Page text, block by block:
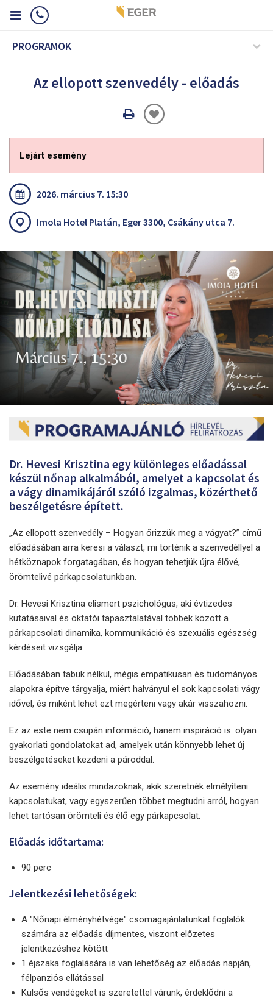
PROGRAMOK
Az ellopott szenvedély - előadás
Oldal
Lejárt esemény
2026. március 7. 15:30
Imola Hotel Platán, Eger 3300, Csákány utca 7.
Dr. Hevesi Krisztina egy különleges előadással
készül nőnap alkalmából, amelyet a kapcsolat és
a vágy dinamikájáról szóló izgalmas, közérthető
beszélgetésre épített.
„Az ellopott szenvedély – Hogyan őrizzük meg a vágyat?” című
előadásában arra keresi a választ, mi történik a szenvedéllyel a
hétköznapok forgatagában, és hogyan tehetjük újra élővé,
örömtelivé párkapcsolatunkban.
Dr. Hevesi Krisztina elismert pszichológus, aki évtizedes
kutatásaival és oktatói tapasztalatával többek között a
párkapcsolati dinamika, kommunikáció és szexuális egészség
kérdéseit vizsgálja.
Előadásában tabuk nélkül, mégis empatikusan és tudományos
alapokra építve tárgyalja, miért halványul el sok kapcsolati vágy
idővel, és miként lehet ezt megérteni vagy akár visszahozni.
Ez az este nem csupán információ, hanem inspiráció is: olyan
gyakorlati gondolatokat ad, amelyek után könnyebb lehet új
beszélgetéseket kezdeni a pároddal.
Az esemény ideális mindazoknak, akik szeretnék elmélyíteni
kapcsolatukat, vagy egyszerűen többet megtudni arról, hogyan
lehet tartósan örömteli és élő egy párkapcsolat.
Előadás időtartama:
90 perc
Jelentkezési lehetőségek:
A "Nőnapi élményhétvége" csomagajánlatunkat foglalók
számára az előadás díjmentes, viszont előzetes
jelentkezéshez kötött
1 éjszaka foglalására is van lehetőség az előadás napján,
félpanziós ellátással
Külsős vendégeket is szeretettel várunk, érdeklődni a